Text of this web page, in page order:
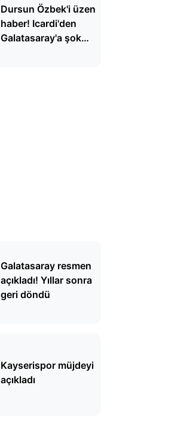
Dursun Özbek'i üzen
haber! Icardi'den
Galatasaray'a şok
Galatasaray resmen
açıkladı! Yıllar sonra
geri döndü
Kayserispor müjdeyi
açıkladı